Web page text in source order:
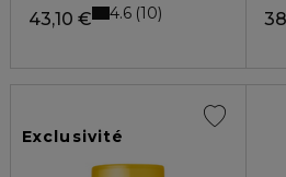
43,10 € 4.6 10
Exclusivité